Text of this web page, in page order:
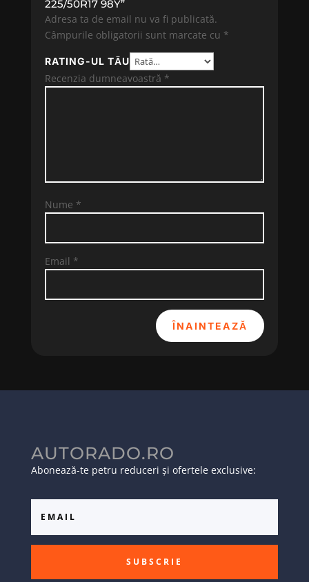
225/50R17 98Y”
Adresa ta de email nu va fi publicată.
Câmpurile obligatorii sunt marcate cu *
RATING-UL TĂU
Recenzia dumneavoastră *
Nume *
Email *
ÎNAINTEAZĂ
AUTORADO.RO
Abonează-te petru reduceri și ofertele exclusive:
SUBSCRIE